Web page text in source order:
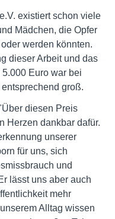
existiert schon viele
Mädchen, die Opfer
werden könnten.
dieser Arbeit und das
Euro war bei
groß.
diesen Preis
Herzen dankbar dafür.
unserer
für uns, sich
und
lässt uns aber auch
mehr
Alltag wissen